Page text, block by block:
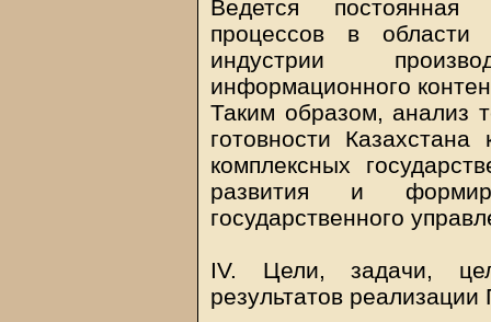
Ведется
процессов в
индустрии
информационного
Таким образом, анализ
готовности
комплексных
развития и
государственного
IV. Цели, задачи,
результатов